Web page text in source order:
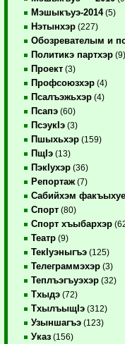
Мэшыкъуэ-2014(5)
Нэтынхэр (227)
Обозревателым и
Политикэ партхэр (9)
Проект (3)
Профсоюзхэр (4)
Псалъэжьхэр (4)
Псапэ (60)
ПсэукIэ (3)
Пшыхьхэр (159)
ПщIэ (13)
ПэкIухэр (36)
Репортаж (7)
Сабийхэм
Спорт (80)
Спорт хъыбархэр
Театр (9)
ТекIуэныгъэ (125)
Телеграммэхэр (3)
Теплъэгъуэхэр (32)
Тхыдэ (72)
ТхылъыщIэ (312)
Узыншагъэ (123)
Указ (156)